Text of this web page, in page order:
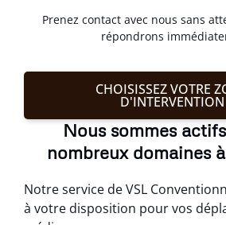
Prenez contact avec nous sans
répondrons
CHOISISSEZ VOTRE
D'INTERVENTION
Nous sommes
nombreux domaines
Notre service de VSL
à votre disposition pour vos